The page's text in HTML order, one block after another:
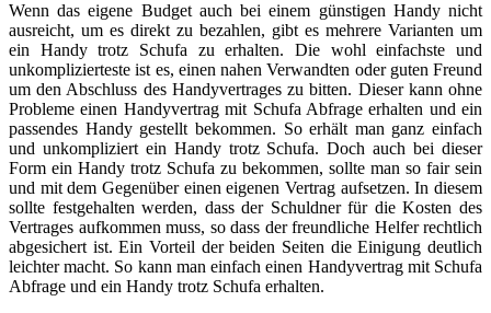
Wenn das eigene Budget auch bei einem günstigen Handy nicht
ausreicht, um es direkt zu bezahlen, gibt es mehrere Varianten um
ein Handy trotz Schufa zu erhalten. Die wohl einfachste und
unkomplizierteste ist es, einen nahen Verwandten oder guten Freund
um den Abschluss des Handyvertrages zu bitten. Dieser kann ohne
Probleme einen Handyvertrag mit Schufa Abfrage erhalten und ein
passendes Handy gestellt bekommen. So erhält man ganz einfach
und unkompliziert ein Handy trotz Schufa. Doch auch bei dieser
Form ein Handy trotz Schufa zu bekommen, sollte man so fair sein
und mit dem Gegenüber einen eigenen Vertrag aufsetzen. In diesem
sollte festgehalten werden, dass der Schuldner für die Kosten des
Vertrages aufkommen muss, so dass der freundliche Helfer rechtlich
abgesichert ist. Ein Vorteil der beiden Seiten die Einigung deutlich
leichter macht. So kann man einfach einen Handyvertrag mit Schufa
Abfrage und ein Handy trotz Schufa erhalten.